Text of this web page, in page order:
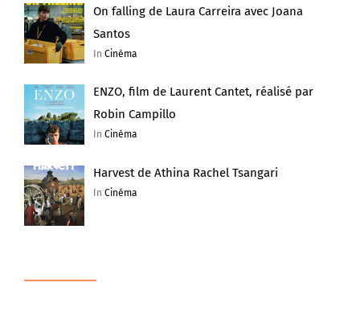
On falling de Laura Carreira avec Joana
Santos
InCinéma
ENZO, film de Laurent Cantet, réalisé par
Robin Campillo
InCinéma
Harvest de Athina Rachel Tsangari
InCinéma